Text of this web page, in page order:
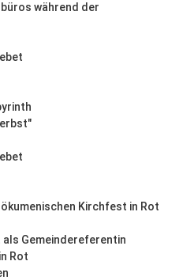
während der
Kirchfest in Rot
als Gemeindereferentin
Rot